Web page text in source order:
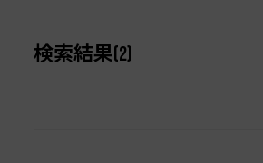
検索結果(2)